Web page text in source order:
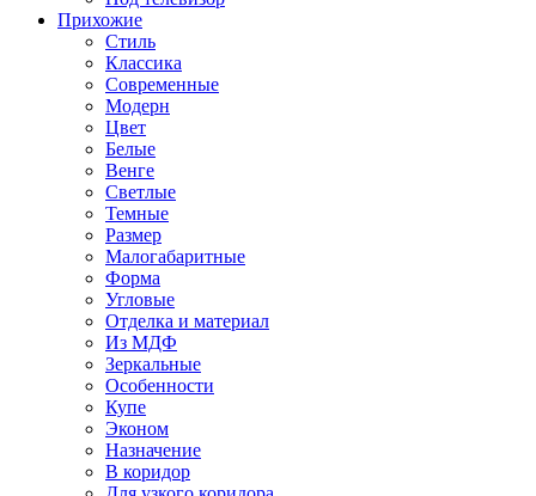
Прихожие
Стиль
Классика
Современные
Модерн
Цвет
Белые
Венге
Светлые
Темные
Размер
Малогабаритные
Форма
Угловые
Отделка и материал
Из МДФ
Зеркальные
Особенности
Купе
Эконом
Назначение
В коридор